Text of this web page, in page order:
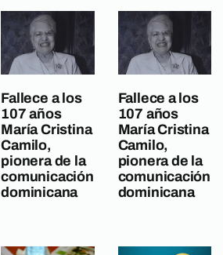
Fallece a los
107 años
María Cristina
Camilo,
pionera de la
comunicación
dominicana
Fallece a los
107 años
María Cristina
Camilo,
pionera de la
comunicación
dominicana